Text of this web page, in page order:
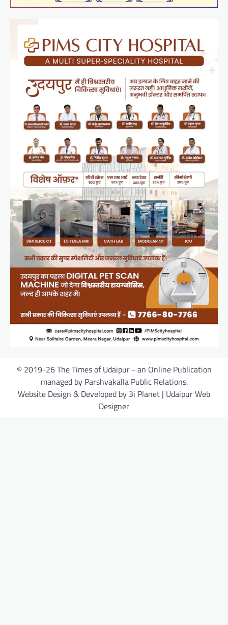
© 2019-26 The Times of Udaipur - an Online Publication
managed by Parshvakalla Public Relations.
Website Design & Developed by 3i Planet | Udaipur Web
Designer